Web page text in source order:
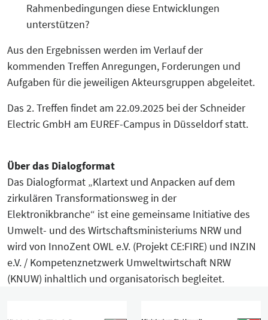
Rahmenbedingungen diese Entwicklungen
unterstützen?
Aus den Ergebnissen werden im Verlauf der
kommenden Treffen Anregungen, Forderungen und
Aufgaben für die jeweiligen Akteursgruppen abgeleitet.
Das 2. Treffen findet am 22.09.2025 bei der Schneider
Electric GmbH am EUREF-Campus in Düsseldorf statt.
Über das Dialogformat
Das Dialogformat „Klartext und Anpacken auf dem
zirkulären Transformationsweg in der
Elektronikbranche“ ist eine gemeinsame Initiative des
Umwelt- und des Wirtschaftsministeriums NRW und
wird von InnoZent OWL e.V. (Projekt CE:FIRE) und INZIN
e.V. / Kompetenznetzwerk Umweltwirtschaft NRW
(KNUW) inhaltlich und organisatorisch begleitet.